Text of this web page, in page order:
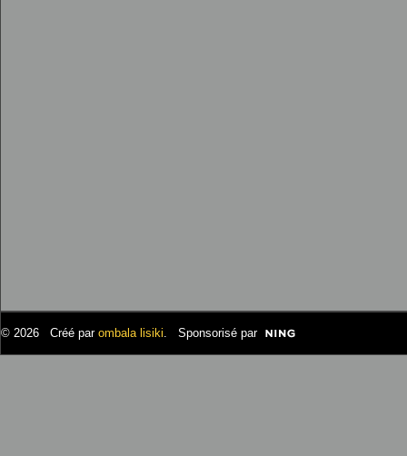
© 2026 Créé par ombala lisiki. Sponsorisé par